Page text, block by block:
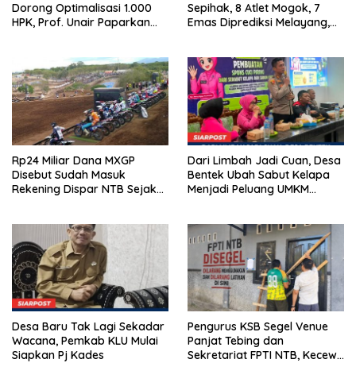
Dorong Optimalisasi 1.000
HPK, Prof. Unair Paparkan
Sepihak, 8 Atlet Mogok, 7
Emas Diprediksi Melayang,
Rp24 Miliar Dana MXGP
Disebut Sudah Masuk
Rekening Dispar NTB Sejak
Dari Limbah Jadi Cuan, Desa
Bentek Ubah Sabut Kelapa
Menjadi Peluang UMKM
Desa Baru Tak Lagi Sekadar
Wacana, Pemkab KLU Mulai
Siapkan Pj Kades
Pengurus KSB Segel Venue
Panjat Tebing dan
Sekretariat FPTI NTB, Kecewa